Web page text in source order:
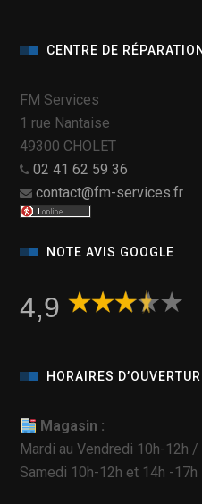
CENTRE DE RÉPARATION
FM Services
1 rue Nantaise
49300 CHOLET
02 41 62 59 36
contact@fm-services.fr
NOTE AVIS GOOGLE
4,9
HORAIRES
Magasin :
Mardi au Vendredi 10h-12h
Samedi 10h-12h et 14h -17h